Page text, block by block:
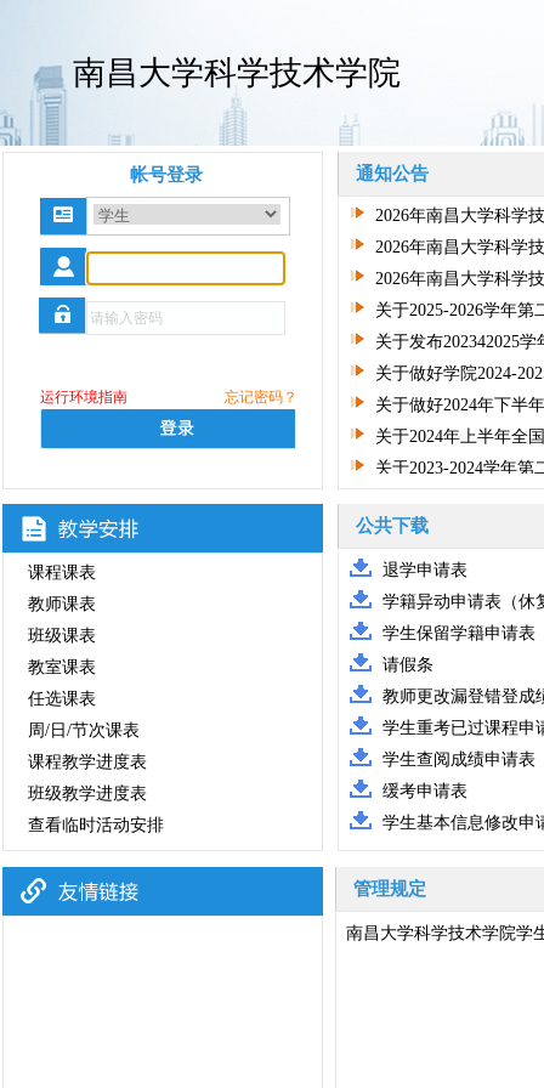
南昌大学科学技术学院
课程课表
教师课表
班级课表
教室课表
任选课表
周/日/节次课表
课程教学进度表
班级教学进度表
查看临时活动安排
通知公告
公共下载
退学申请表
学籍异动申请表（休
学生保留学籍申请表
请假条
教师更改漏登错登成
学生重考已过课程申
学生查阅成绩申请表
缓考申请表
学生基本信息修改申
管理规定
南昌大学科学技术学院学